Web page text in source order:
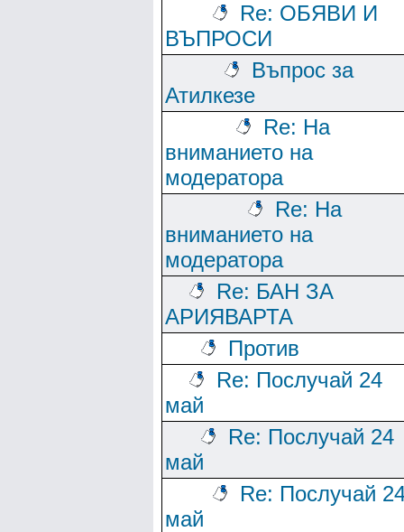
Re: ОБЯВИ И
ВЪПРОСИ
Въпрос за
Атилкезе
Re: На
вниманието на
модератора
Re: На
вниманието на
модератора
Re: БАН ЗА
АРИЯВАРТА
Против
Re: Послучай 24
май
Re: Послучай 24
май
Re: Послучай
май